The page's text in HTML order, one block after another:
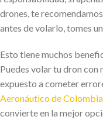
drones, te
antes de volarlo, tomes
Esto tiene muchos
Puedes volar tu dron con
expuesto a cometer
Aeronáutico de Colombia
convierte en la mejor